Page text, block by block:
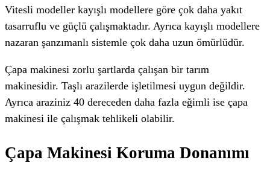
Vitesli modeller kayışlı modellere göre çok daha yakıt
tasarruflu ve güçlü çalışmaktadır. Ayrıca kayışlı modellere
nazaran şanzımanlı sistemle çok daha uzun ömürlüdür.
Çapa makinesi zorlu şartlarda çalışan bir tarım
makinesidir. Taşlı arazilerde işletilmesi uygun değildir.
Ayrıca araziniz 40 dereceden daha fazla eğimli ise çapa
makinesi ile çalışmak tehlikeli olabilir.
Çapa Makinesi Koruma Donanımı